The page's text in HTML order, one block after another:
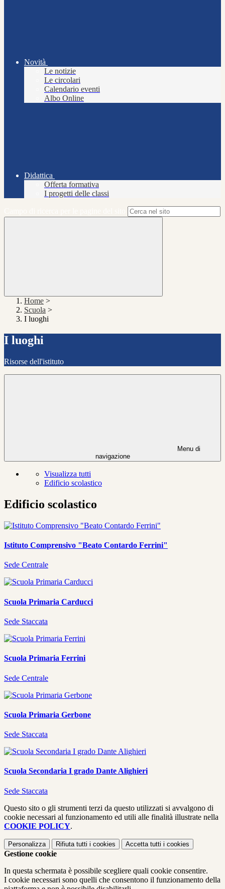
Novità
Le notizie
Le circolari
Calendario eventi
Albo Online
Didattica
Offerta formativa
I progetti delle classi
Home >
Scuola >
I luoghi
I luoghi
Risorse dell'istituto
Menu di
navigazione
Visualizza tutti
Edificio scolastico
Edificio scolastico
Istituto Comprensivo "Beato Contardo Ferrini"
Sede Centrale
Scuola Primaria Carducci
Sede Staccata
Scuola Primaria Ferrini
Sede Centrale
Scuola Primaria Gerbone
Sede Staccata
Scuola Secondaria I grado Dante Alighieri
Sede Staccata
Questo sito o gli strumenti terzi da questo utilizzati si avvalgono di
cookie necessari al funzionamento ed utili alle finalità illustrate nella
COOKIE POLICY.
Personalizza Rifiuta tutti i cookies Accetta tutti i cookies
Gestione cookie
In questa schermata è possibile scegliere quali cookie consentire.
I cookie necessari sono quelli che consentono il funzionamento della